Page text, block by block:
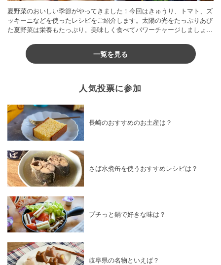
夏野菜のおいしい季節がやってきました！今回はきゅうり、トマト、ズ
ッキーニなどを使ったレシピをご紹介します。太陽の光をたっぷりあび
た夏野菜は栄養もたっぷり。美味しく食べてパワーチャージしましょう
一覧を見る
人気投票に参加
長崎のおすすめのお土産は？
さば水煮缶を使うおすすめレシピは？
プチっと鍋で好きな味は？
岐阜県の名物といえば？